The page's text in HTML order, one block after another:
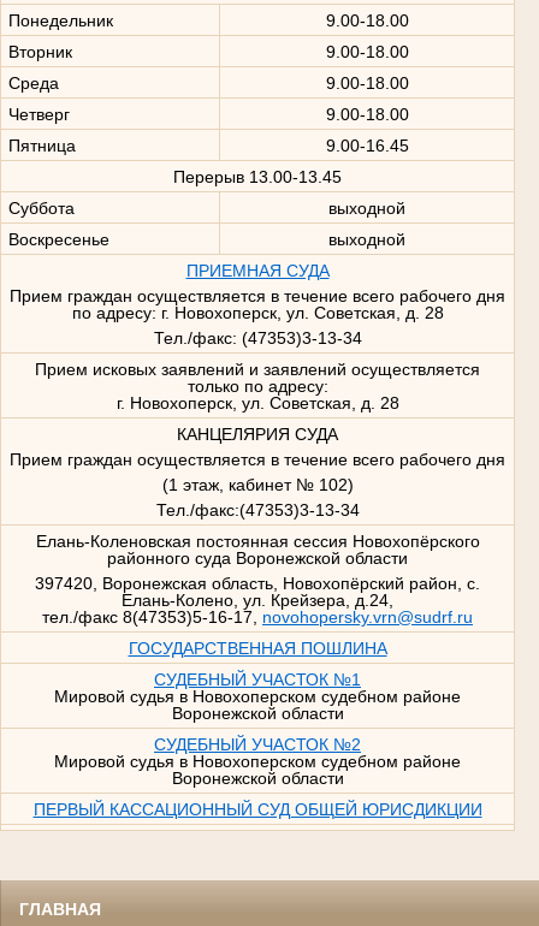
Понедельник
9.00-18.00
Вторник
9.00-18.00
Среда
9.00-18.00
Четверг
9.00-18.00
Пятница
9.00-16.45
Перерыв 13.00-13.45
Суббота
выходной
Воскресенье
выходной
ПРИЕМНАЯ СУДА
Прием граждан осуществляется в течение всего рабочего дня
по адресу: г. Новохоперск, ул. Советская, д. 28
Тел./факс: (47353)3-13-34
Прием исковых заявлений и заявлений осуществляется
только по адресу:
г. Новохоперск, ул. Советская, д. 28
КАНЦЕЛЯРИЯ СУДА
Прием граждан осуществляется в течение всего рабочего дня
(1 этаж, кабинет № 102)
Тел./факс:(47353)3-13-34
Елань-Коленовская постоянная сессия Новохопёрского
районного суда Воронежской области
397420, Воронежская область, Новохопёрский район, с.
Елань-Колено, ул. Крейзера, д.24,
тел./факс 8(47353)5-16-17, novohopersky.vrn@sudrf.ru
ГОСУДАРСТВЕННАЯ ПОШЛИНА
СУДЕБНЫЙ УЧАСТОК №1
Мировой судья в Новохоперском судебном районе
Воронежской области
СУДЕБНЫЙ УЧАСТОК №2
Мировой судья в Новохоперском судебном районе
Воронежской области
ПЕРВЫЙ КАССАЦИОННЫЙ СУД ОБЩЕЙ ЮРИСДИКЦИИ
ГЛАВНАЯ